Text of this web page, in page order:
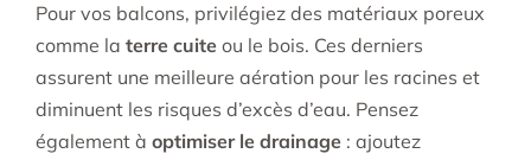
Pour vos balcons, privilégiez des matériaux poreux
comme la terre cuite ou le bois. Ces derniers
assurent une meilleure aération pour les racines et
diminuent les risques d’excès d’eau. Pensez
également à optimiser le drainage : ajoutez